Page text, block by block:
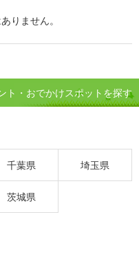
りません。
ト・おでかけスポットを探す
千葉県 埼玉県
茨城県